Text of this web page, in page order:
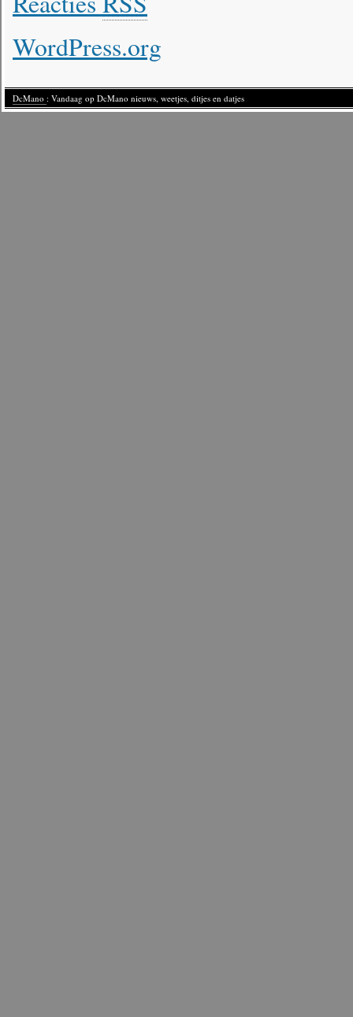
WordPress.org
DcMano : Vandaag op DcMano nieuws, weetjes, ditjes en datjes